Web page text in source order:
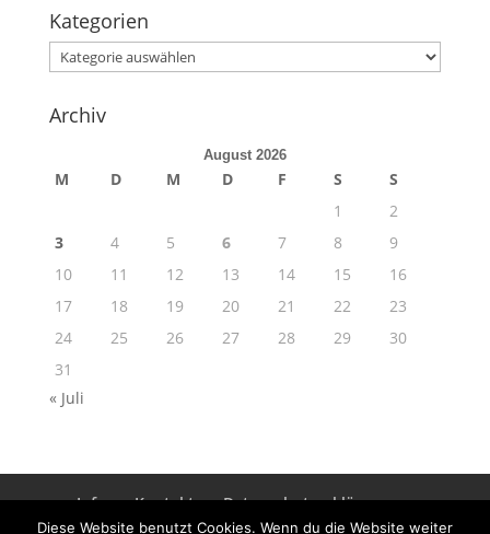
Kategorien
Kategorien
Archiv
August 2026
M D M D F S
S
1
2
3
4 5 6 7 8
9
10
11 12 13 14 15
16
17
18 19 20 21 22
23
24
25 26 27 28 29
30
31
« Juli
Info Kontakt
Datenschutzerklärung
Impressum
Diese Website benutzt Cookies. Wenn du die Website weiter